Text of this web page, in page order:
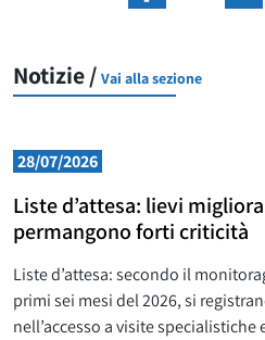
Notizie / Vai alla sezione
28/07/2026
Liste d’attesa: lievi
permangono forti criticità
Liste d’attesa: secondo il
primi sei mesi del 2026, si
nell’accesso a visite